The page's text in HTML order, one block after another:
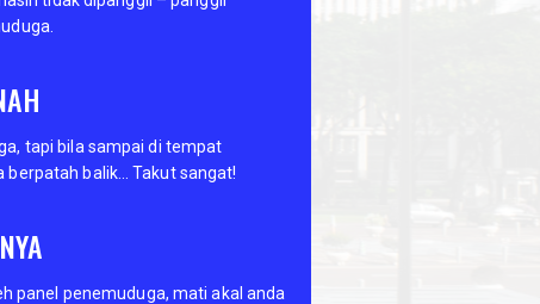
tapi bila sampai di tempat
berpatah balik… Takut sangat!
panel penemuduga, mati akal anda